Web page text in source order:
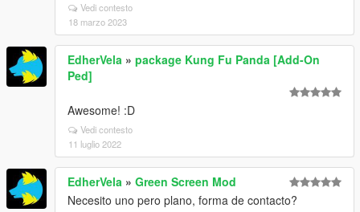
Vedi contesto
18 marzo 2023
EdherVela » package Kung Fu Panda [Add-On
Ped]
Awesome! :D
Vedi contesto
11 luglio 2022
EdherVela » Green Screen Mod
Necesito uno pero plano, forma de contacto?